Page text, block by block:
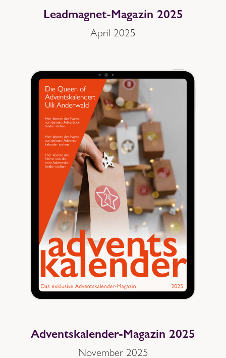
Leadmagnet-Magazin 2025
April 2025
Adventskalender-Magazin 2025
November 2025